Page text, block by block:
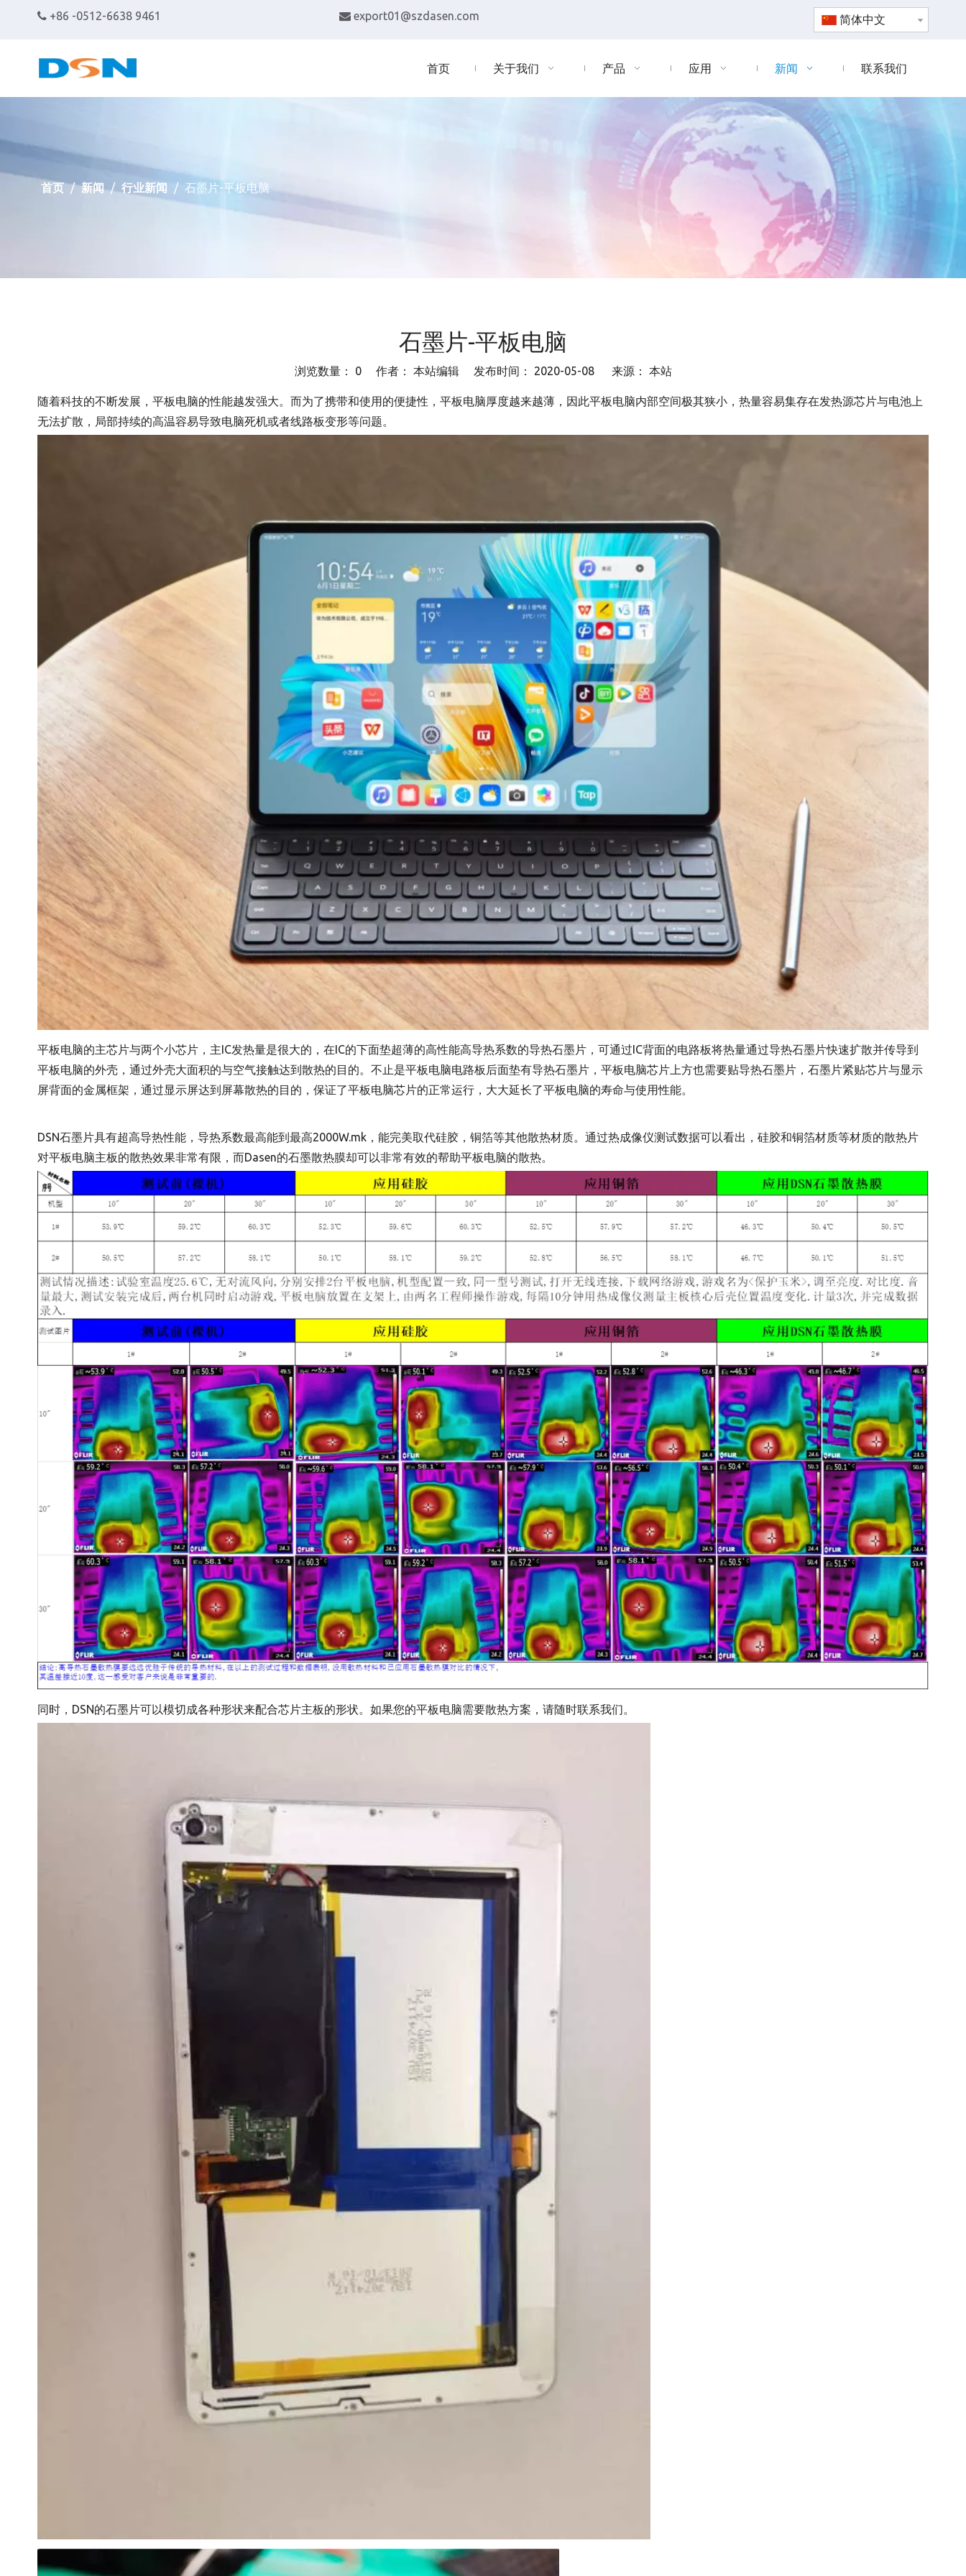
 +86 -0512-6638 9461  export01@szdasen.com 简体中文
首页 关于我们 产品 应用 新闻 联系我们
首页 / 新闻 / 行业新闻 / 石墨片-平板电脑
石墨片-平板电脑
浏览数量： 0作者： 本站编辑 发布时间： 2020-05-08 来源： 本站
["wechat","weibo","qzone","douban","email"]
随着科技的不断发展，平板电脑的性能越发强大。而为了携带和使用的便捷性，平板电脑厚度越来越薄，因此平板电脑内部空间极其狭小，热量容易集存在发热源芯片与电池上
无法扩散，局部持续的高温容易导致电脑死机或者线路板变形等问题。
平板电脑的主芯片与两个小芯片，主IC发热量是很大的，在IC的下面垫超薄的高性能高导热系数的导热石墨片，可通过IC背面的电路板将热量通过导热石墨片快速扩散并传导到
平板电脑的外壳，通过外壳大面积的与空气接触达到散热的目的。不止是平板电脑电路板后面垫有导热石墨片，平板电脑芯片上方也需要贴导热石墨片，石墨片紧贴芯片与显示
屏背面的金属框架，通过显示屏达到屏幕散热的目的，保证了平板电脑芯片的正常运行，大大延长了平板电脑的寿命与使用性能。
DSN石墨片具有超高导热性能，导热系数最高能到最高2000W.mk，能完美取代硅胶，铜箔等其他散热材质。通过热成像仪测试数据可以看出，硅胶和铜箔材质等材质的散热片
对平板电脑主板的散热效果非常有限，而Dasen的石墨散热膜却可以非常有效的帮助平板电脑的散热。
同时，DSN的石墨片可以模切成各种形状来配合芯片主板的形状。如果您的平板电脑需要散热方案，请随时联系我们。